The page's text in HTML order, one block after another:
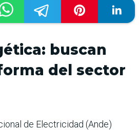
buscan
del sector
de Electricidad (Ande)